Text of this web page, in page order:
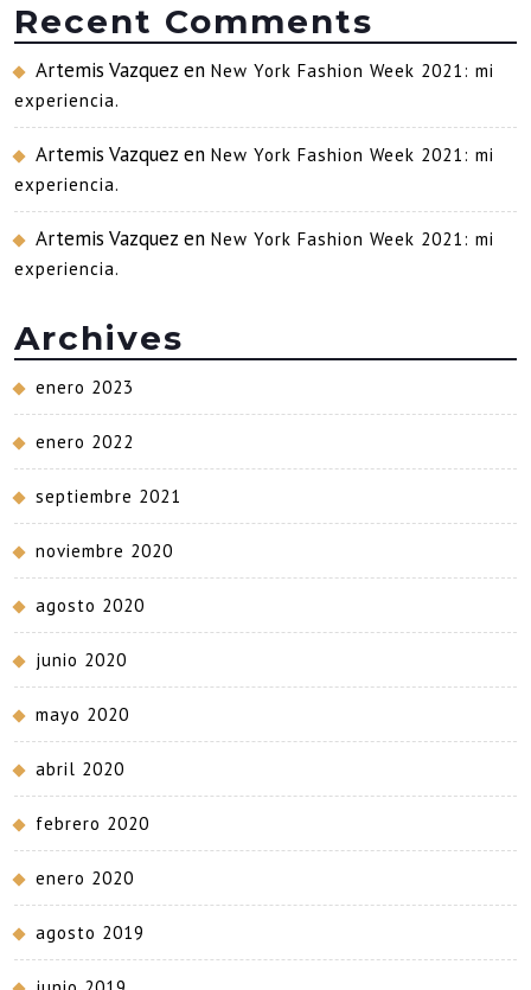
Recent Comments
Artemis Vazquez en New York Fashion Week 2021: mi
experiencia.
Artemis Vazquez en New York Fashion Week 2021: mi
experiencia.
Artemis Vazquez en New York Fashion Week 2021: mi
experiencia.
Archives
enero 2023
enero 2022
septiembre 2021
noviembre 2020
agosto 2020
junio 2020
mayo 2020
abril 2020
febrero 2020
enero 2020
agosto 2019